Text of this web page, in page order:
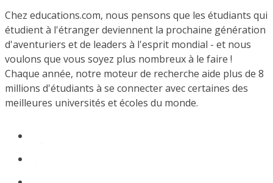
Chez educations.com, nous pensons que les étudiants qui
étudient à l'étranger deviennent la prochaine génération
d'aventuriers et de leaders à l'esprit mondial - et nous
voulons que vous soyez plus nombreux à le faire !
Chaque année, notre moteur de recherche aide plus de 8
millions d'étudiants à se connecter avec certaines des
meilleures universités et écoles du monde.